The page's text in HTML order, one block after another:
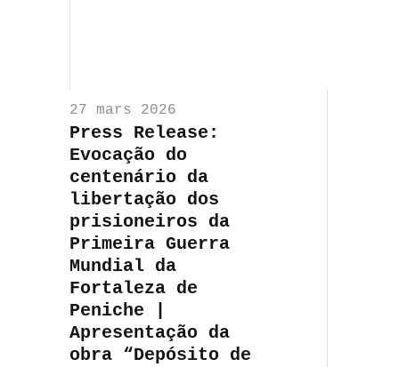
27 mars 2026
Press Release:
Evocação do
centenário da
libertação dos
prisioneiros da
Primeira Guerra
Mundial da
Fortaleza de
Peniche |
Apresentação da
obra “Depósito de